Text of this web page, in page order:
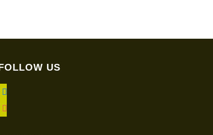
US
facebook
instagram